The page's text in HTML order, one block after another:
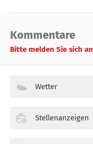
Kommentare
Bitte melden Sie sich an
Wetter
Stellenanzeigen